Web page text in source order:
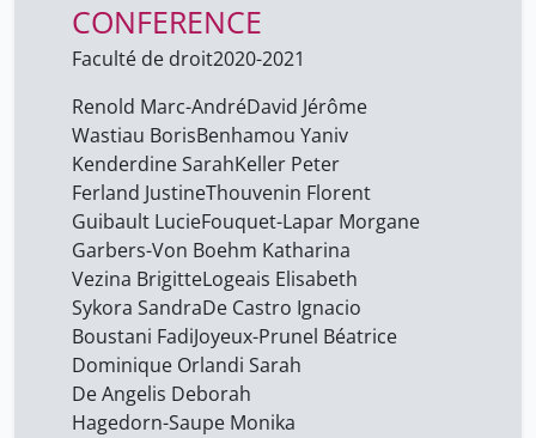
CONFERENCE
Faculté de droit2020-2021
Renold Marc-AndréDavid Jérôme
Wastiau BorisBenhamou Yaniv
Kenderdine SarahKeller Peter
Ferland JustineThouvenin Florent
Guibault LucieFouquet-Lapar Morgane
Garbers-Von Boehm Katharina
Vezina BrigitteLogeais Elisabeth
Sykora SandraDe Castro Ignacio
Boustani FadiJoyeux-Prunel Béatrice
Dominique Orlandi Sarah
De Angelis Deborah
Hagedorn-Saupe Monika